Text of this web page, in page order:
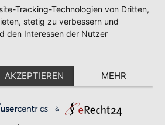
Tracking-Technologien von Dritten,
stetig zu verbessern und
den Interessen der Nutzer
AKZEPTIEREN MEHR
&